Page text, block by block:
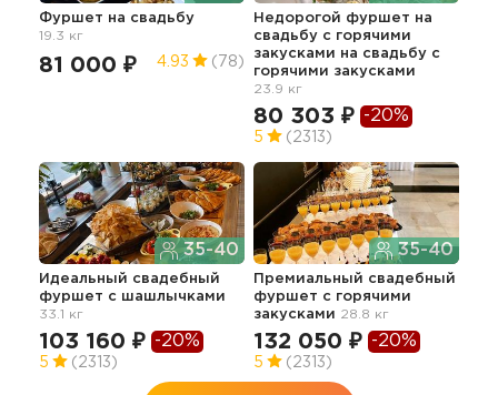
Фуршет на свадьбу
19.3 кг
81 000 ₽ 4.93 (78)
Недорогой фуршет на
свадьбу с горячими
закусками на свадьбу с
горячими закусками
23.9 кг
80 303 ₽ -20%
5 (2313)
35-40
Идеальный свадебный
фуршет с шашлычками
33.1 кг
103 160 ₽ -20%
5 (2313)
35-40
Премиальный свадебный
фуршет с горячими
закусками 28.8 кг
132 050 ₽ -20%
5 (2313)